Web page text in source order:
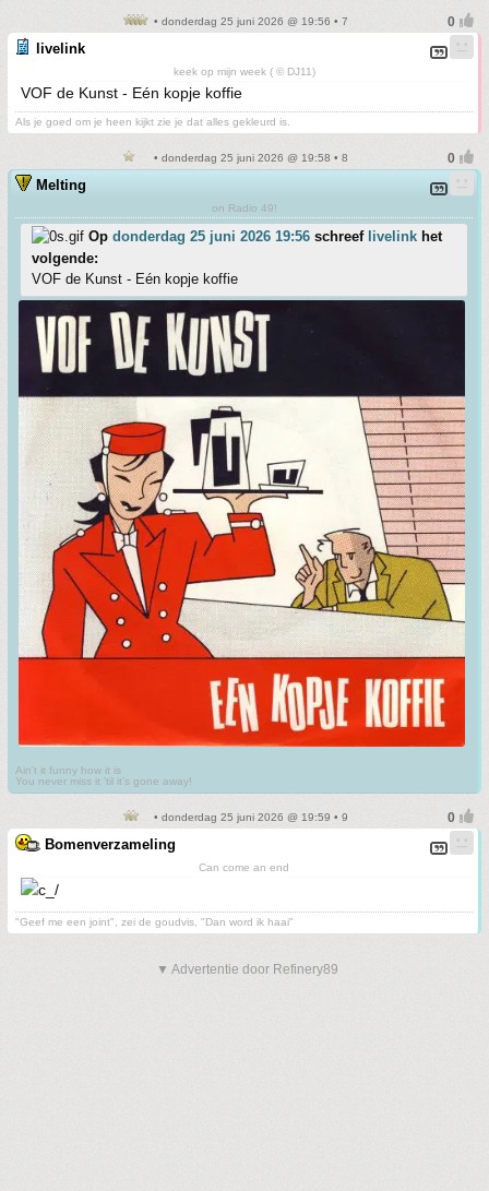
• donderdag 25 juni 2026 @ 19:56 • 7
livelink
keek op mijn week ( © DJ11)
VOF de Kunst - Eén kopje koffie
Als je goed om je heen kijkt zie je dat alles gekleurd is.
• donderdag 25 juni 2026 @ 19:58 • 8
Melting
on Radio 49!
Op donderdag 25 juni 2026 19:56 schreef livelink het
volgende:
VOF de Kunst - Eén kopje koffie
Ain't it funny how it is
You never miss it 'til it's gone away!
• donderdag 25 juni 2026 @ 19:59 • 9
Bomenverzameling
Can come an end
"Geef me een joint", zei de goudvis, "Dan word ik haai"
▼ Advertentie door Refinery89